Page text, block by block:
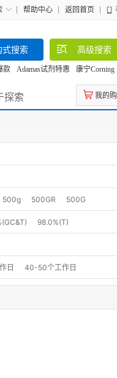
帮助中心 返回首页
式搜索 高级搜索
款 Adamas试剂特惠 康宁Corning
探索 我的
500g 500GR
500G
98.0%(T)
日
40-50个工作日